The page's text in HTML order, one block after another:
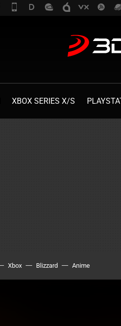
XBOX SERIES X/S
Xbox Blizzard Anime